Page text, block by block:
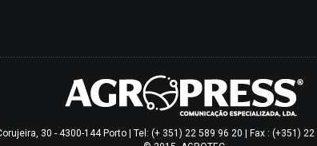
30 - 4300-144 Porto | Tel: (+ 351) 22 589 96 20 | Fax : (+351)